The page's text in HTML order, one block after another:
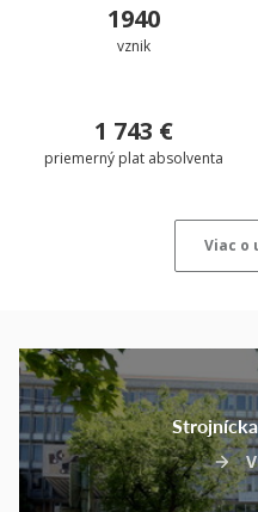
1940
vznik
1 743 €
priemerný plat absolventa
Viac o